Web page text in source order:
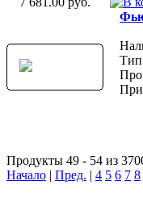
Тип
Продукты 49 - 54 из
Начало | Пред. | 4 5 6 7 8